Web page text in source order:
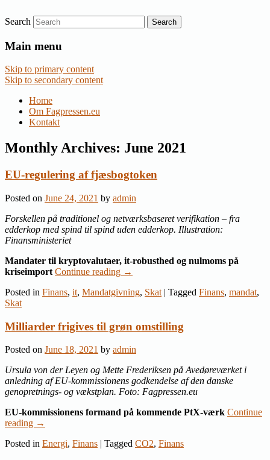
Fagpressen.eu
Nyheder om dansk EU-politik
Search
Main menu
Skip to primary content
Skip to secondary content
Home
Om Fagpressen.eu
Kontakt
Monthly Archives: June 2021
EU-regulering af fjæsbogtoken
Posted on June 24, 2021 by admin
Forskellen på traditionel og netværksbaseret verifikation – fra
edderkop med spind til spind uden edderkop. Illustration:
Finansministeriet
Mandater til kryptovalutaer, it-robusthed og nulmoms på
kriseimport Continue reading →
Posted in Finans, it, Mandatgivning, Skat | Tagged Finans, mandat,
Skat
Milliarder frigives til grøn omstilling
Posted on June 18, 2021 by admin
Ursula von der Leyen og Mette Frederiksen på Avedøreværket i
anledning af EU-kommissionens godkendelse af den danske
genopretnings- og vækstplan. Foto: Fagpressen.eu
EU-kommissionens formand på kommende PtX-værk Continue
reading →
Posted in Energi, Finans | Tagged CO2, Finans